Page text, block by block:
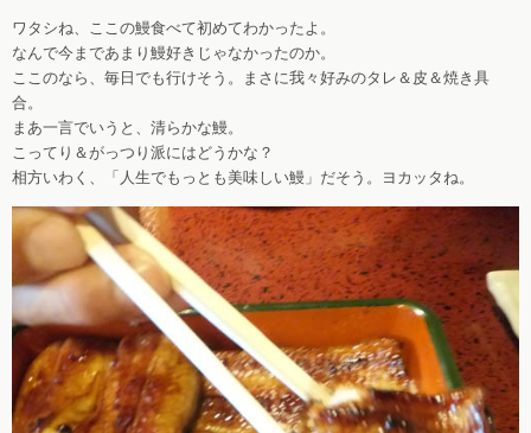
ワタシね、ここの鰻食べて初めてわかったよ。
なんで今まであまり鰻好きじゃなかったのか。
ここのなら、毎日でも行けそう。まさに我々好みのタレ＆皮＆焼き具
合。
まあ一言でいうと、清らかな鰻。
こってり＆がっつり派にはどうかな？
相方いわく、「人生でもっとも美味しい鰻」だそう。ヨカッタね。